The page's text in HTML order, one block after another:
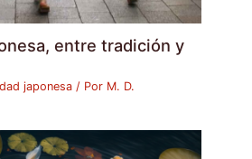
entre tradición y
japonesa / Por M. D.